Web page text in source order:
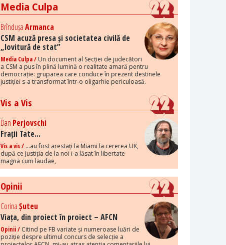
Media Culpa
BrîndușaArmanca
CSM acuză presa și societatea civilă de
„lovitură de stat”
Media Culpa / Un document al Secției de judecători
a CSM a pus în plină lumină o realitate amară pentru
democrație: gruparea care conduce în prezent destinele
justiției s-a transformat într-o oligarhie periculoasă.
Vis a Vis
Dan Perjovschi
Frații Tate...
Vis a vis / ...au fost arestați la Miami la cererea UK,
după ce Justiția de la noi i-a lăsat în libertate
magna cum laudae,
Opinii
CorinaȘuteu
Viața, din proiect în proiect – AFCN
Opinii / Citind pe FB variate și numeroase luări de
poziție despre ultimul concurs de selecție a